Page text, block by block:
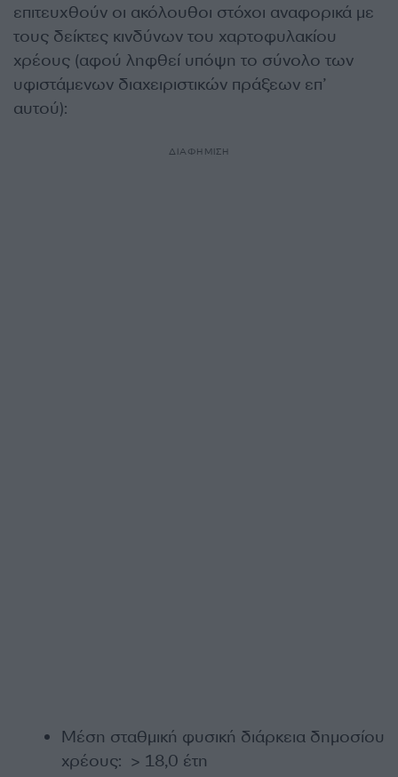
επιτευχθούν οι ακόλουθοι στόχοι αναφορικά με
τους δείκτες κινδύνων του χαρτοφυλακίου
χρέους (αφού ληφθεί υπόψη το σύνολο των
υφιστάμενων διαχειριστικών πράξεων επ’
αυτού):
ΔΙΑΦΗΜΙΣΗ
Μέση σταθμική φυσική διάρκεια δημοσίου
χρέους: > 18,0 έτη